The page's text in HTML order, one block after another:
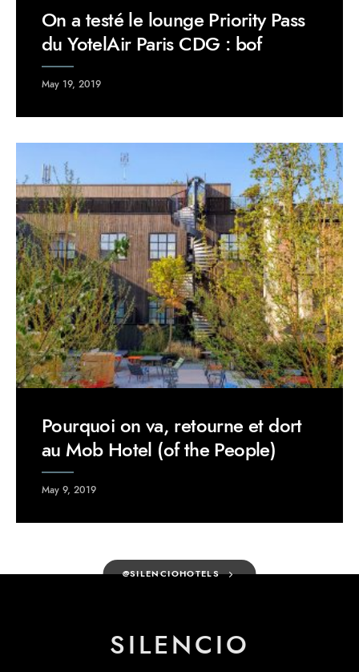
On a testé le lounge Priority Pass
du YotelAir Paris CDG : bof
May 19, 2019
Pourquoi on va, retourne et dort
au Mob Hotel (of the People)
May 9, 2019
@SILENCIOHOTELS
SILENCIO